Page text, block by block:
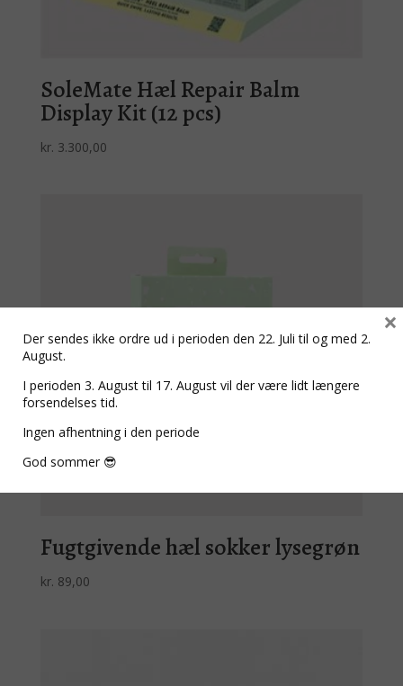
SoleMate Hæl Repair Balm
Display Kit (12 pcs)
kr. 3.300,00
Fugtgivende hæl sokker lysegrøn
kr. 89,00
Der sendes ikke ordre ud i perioden den 22. Juli til og med 2.
August.
I perioden 3. August til 17. August vil der være lidt længere
forsendelses tid.
Ingen afhentning i den periode
God sommer 😎
×